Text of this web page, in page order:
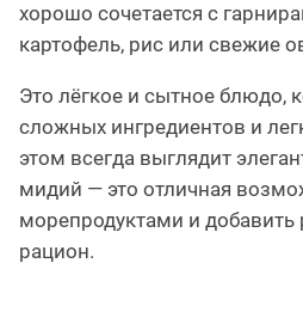
хорошо сочетается с
картофель, рис или свежие
Это лёгкое и сытное блюдо,
сложных ингредиентов и
этом всегда выглядит
мидий — это отличная
морепродуктами и добавить
рацион.